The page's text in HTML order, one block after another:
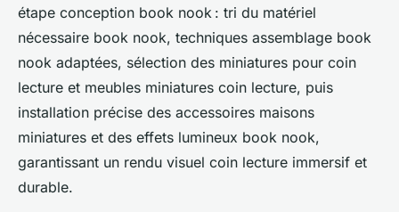
étape conception book nook : tri du matériel
nécessaire book nook, techniques assemblage book
nook adaptées, sélection des miniatures pour coin
lecture et meubles miniatures coin lecture, puis
installation précise des accessoires maisons
miniatures et des effets lumineux book nook,
garantissant un rendu visuel coin lecture immersif et
durable.